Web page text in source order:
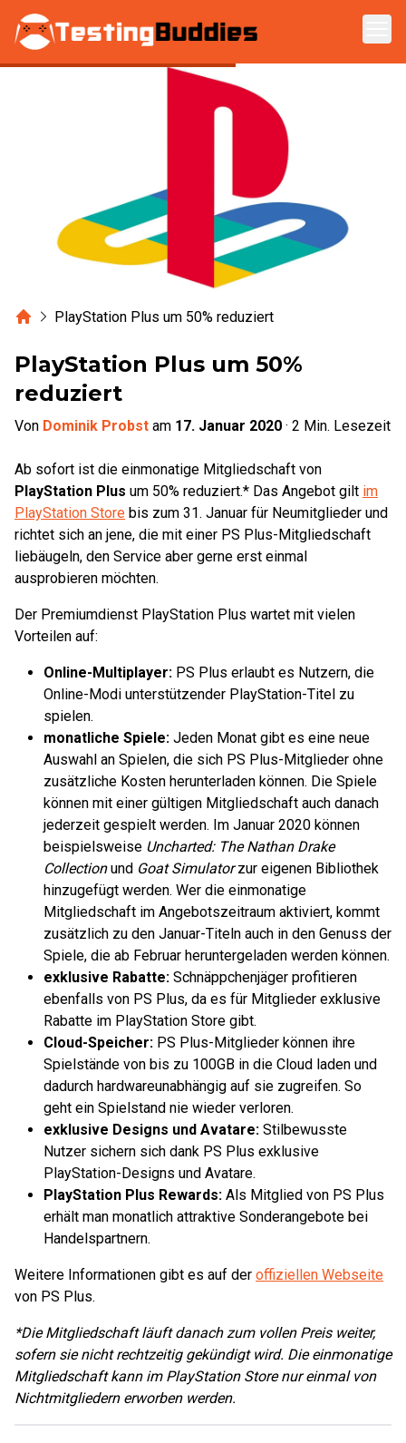
Zum Hauptinhalt springen
HomePlayStation Plus um 50% reduziert
PlayStation Plus um 50%
reduziert
Von Dominik Probst am 17. Januar 2020 · 2 Min. Lesezeit
Ab sofort ist die einmonatige Mitgliedschaft von
PlayStation Plus um 50% reduziert.* Das Angebot gilt im
PlayStation Store bis zum 31. Januar für Neumitglieder und
richtet sich an jene, die mit einer PS Plus-Mitgliedschaft
liebäugeln, den Service aber gerne erst einmal
ausprobieren möchten.
Der Premiumdienst PlayStation Plus wartet mit vielen
Vorteilen auf:
Online-Multiplayer: PS Plus erlaubt es Nutzern, die
Online-Modi unterstützender PlayStation-Titel zu
spielen.
monatliche Spiele: Jeden Monat gibt es eine neue
Auswahl an Spielen, die sich PS Plus-Mitglieder ohne
zusätzliche Kosten herunterladen können. Die Spiele
können mit einer gültigen Mitgliedschaft auch danach
jederzeit gespielt werden. Im Januar 2020 können
beispielsweise Uncharted: The Nathan Drake
Collectionund Goat Simulatorzur eigenen Bibliothek
hinzugefügt werden. Wer die einmonatige
Mitgliedschaft im Angebotszeitraum aktiviert, kommt
zusätzlich zu den Januar-Titeln auch in den Genuss der
Spiele, die ab Februar heruntergeladen werden können.
exklusive Rabatte: Schnäppchenjäger profitieren
ebenfalls von PS Plus, da es für Mitglieder exklusive
Rabatte im PlayStation Store gibt.
Cloud-Speicher: PS Plus-Mitglieder können ihre
Spielstände von bis zu 100GB in die Cloud laden und
dadurch hardwareunabhängig auf sie zugreifen. So
geht ein Spielstand nie wieder verloren.
exklusive Designs und Avatare: Stilbewusste
Nutzer sichern sich dank PS Plus exklusive
PlayStation-Designs und Avatare.
PlayStation Plus Rewards: Als Mitglied von PS Plus
erhält man monatlich attraktive Sonderangebote bei
Handelspartnern.
Weitere Informationen gibt es auf der offiziellen Webseite
von PS Plus.
*Die Mitgliedschaft läuft danach zum vollen Preis weiter,
sofern sie nicht rechtzeitig gekündigt wird. Die einmonatige
Mitgliedschaft kann im PlayStation Store nur einmal von
Nichtmitgliedern erworben werden.